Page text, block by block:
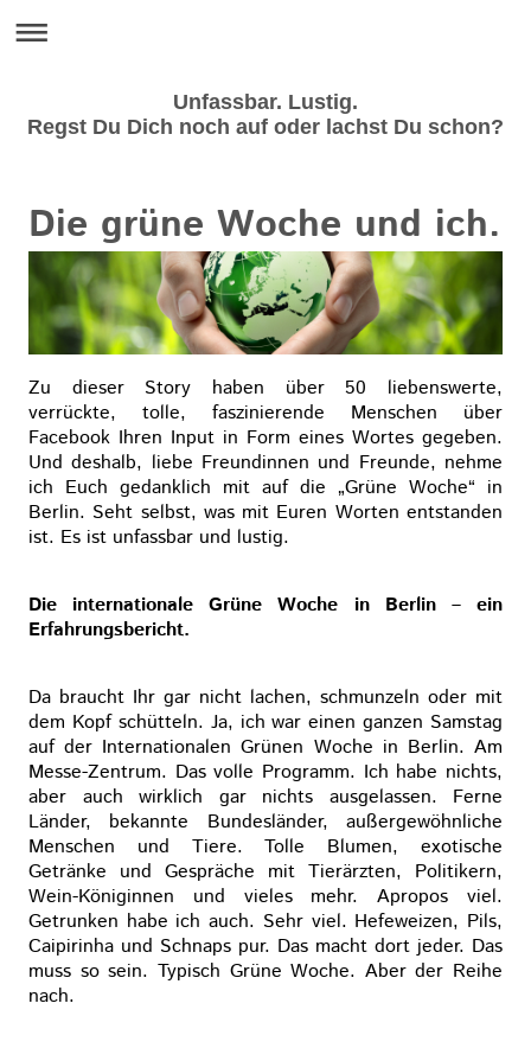
Unfassbar. Lustig.
Regst Du Dich noch auf oder lachst Du schon?
Die grüne Woche und ich.
Zu dieser Story haben über 50 liebenswerte,
verrückte, tolle, faszinierende Menschen über
Facebook Ihren Input in Form eines Wortes gegeben.
Und deshalb, liebe Freundinnen und Freunde, nehme
ich Euch gedanklich mit auf die „Grüne Woche“ in
Berlin. Seht selbst, was mit Euren Worten entstanden
ist. Es ist unfassbar und lustig.
Die internationale Grüne Woche in Berlin – ein
Erfahrungsbericht.
Da braucht Ihr gar nicht lachen, schmunzeln oder mit
dem Kopf schütteln. Ja, ich war einen ganzen Samstag
auf der Internationalen Grünen Woche in Berlin. Am
Messe-Zentrum. Das volle Programm. Ich habe nichts,
aber auch wirklich gar nichts ausgelassen. Ferne
Länder, bekannte Bundesländer, außergewöhnliche
Menschen und Tiere. Tolle Blumen, exotische
Getränke und Gespräche mit Tierärzten, Politikern,
Wein-Königinnen und vieles mehr. Apropos viel.
Getrunken habe ich auch. Sehr viel. Hefeweizen, Pils,
Caipirinha und Schnaps pur. Das macht dort jeder. Das
muss so sein. Typisch Grüne Woche. Aber der Reihe
nach.